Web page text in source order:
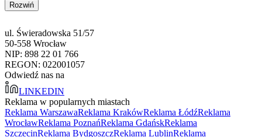
Rozwiń
ul. Świeradowska 51/57
50-558 Wrocław
NIP: 898 22 01 766
REGON: 022001057
Odwiedź nas na
LINKEDIN
Reklama w popularnych miastach
Reklama WarszawaReklama KrakówReklama ŁódźReklama
WrocławReklama PoznańReklama GdańskReklama
SzczecinReklama BydgoszczReklama LublinReklama